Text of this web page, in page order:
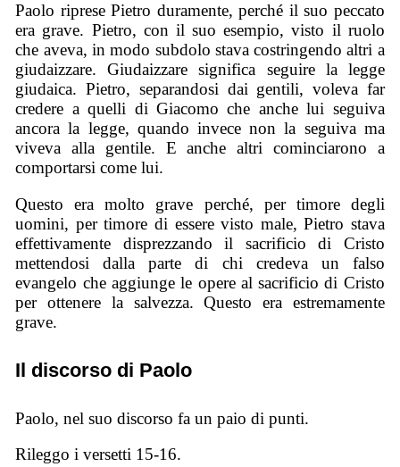
Paolo riprese Pietro duramente, perché il suo peccato
era grave. Pietro, con il suo esempio, visto il ruolo
che aveva, in modo subdolo stava costringendo altri a
giudaizzare. Giudaizzare significa seguire la legge
giudaica. Pietro, separandosi dai gentili, voleva far
credere a quelli di Giacomo che anche lui seguiva
ancora la legge, quando invece non la seguiva ma
viveva alla gentile. E anche altri cominciarono a
comportarsi come lui.
Questo era molto grave perché, per timore degli
uomini, per timore di essere visto male, Pietro stava
effettivamente disprezzando il sacrificio di Cristo
mettendosi dalla parte di chi credeva un falso
evangelo che aggiunge le opere al sacrificio di Cristo
per ottenere la salvezza. Questo era estremamente
grave.
Il discorso di Paolo
Paolo, nel suo discorso fa un paio di punti.
Rileggo i versetti 15-16.